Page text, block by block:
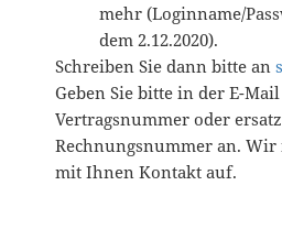
mehr (Loginname/
dem 2.12.2020).
Schreiben Sie dann bitte an
Geben Sie bitte in der E-
Vertragsnummer oder
Rechnungsnummer an.
mit Ihnen Kontakt auf.